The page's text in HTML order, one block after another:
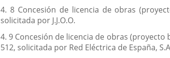
4. 8 Concesión de licencia de obras
solicitada por J.J.O.O.
4. 9 Concesión de licencia de obras
512, solicitada por Red Eléctrica de España,